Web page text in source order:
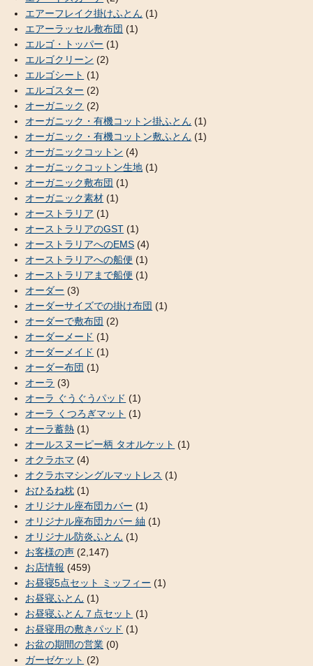
エアーフレイク掛けふとん (1)
エアーラッセル敷布団 (1)
エルゴ・トッパー (1)
エルゴクリーン (2)
エルゴシート (1)
エルゴスター (2)
オーガニック (2)
オーガニック・有機コットン掛ふとん (1)
オーガニック・有機コットン敷ふとん (1)
オーガニックコットン (4)
オーガニックコットン生地 (1)
オーガニック敷布団 (1)
オーガニック素材 (1)
オーストラリア (1)
オーストラリアのGST (1)
オーストラリアへのEMS (4)
オーストラリアへの船便 (1)
オーストラリアまで船便 (1)
オーダー (3)
オーダーサイズでの掛け布団 (1)
オーダーで敷布団 (2)
オーダーメード (1)
オーダーメイド (1)
オーダー布団 (1)
オーラ (3)
オーラ ぐうぐうパッド (1)
オーラ くつろぎマット (1)
オーラ蓄熱 (1)
オールスヌーピー柄 タオルケット (1)
オクラホマ (4)
オクラホマシングルマットレス (1)
おひるね枕 (1)
オリジナル座布団カバー (1)
オリジナル座布団カバー 紬 (1)
オリジナル防炎ふとん (1)
お客様の声 (2,147)
お店情報 (459)
お昼寝5点セット ミッフィー (1)
お昼寝ふとん (1)
お昼寝ふとん７点セット (1)
お昼寝用の敷きパッド (1)
お盆の期間の営業 (0)
ガーゼケット (2)